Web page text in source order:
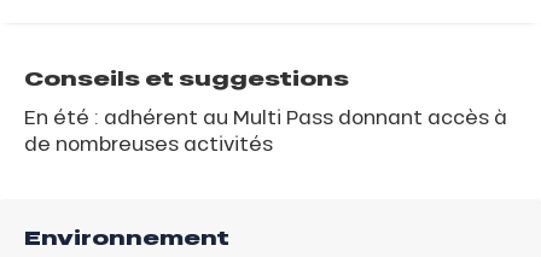
Conseils et suggestions
En été : adhérent au Multi Pass donnant accès à
de nombreuses activités
Environnement